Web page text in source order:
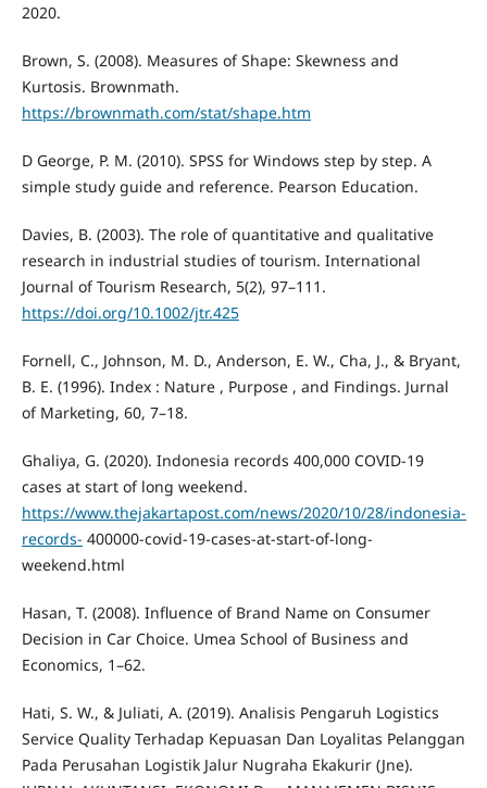
2020.
Brown, S. (2008). Measures of Shape: Skewness and
Kurtosis. Brownmath.
https://brownmath.com/stat/shape.htm
D George, P. M. (2010). SPSS for Windows step by step. A
simple study guide and reference. Pearson Education.
Davies, B. (2003). The role of quantitative and qualitative
research in industrial studies of tourism. International
Journal of Tourism Research, 5(2), 97–111.
https://doi.org/10.1002/jtr.425
Fornell, C., Johnson, M. D., Anderson, E. W., Cha, J., & Bryant,
B. E. (1996). Index : Nature , Purpose , and Findings. Jurnal
of Marketing, 60, 7–18.
Ghaliya, G. (2020). Indonesia records 400,000 COVID-19
cases at start of long weekend.
https://www.thejakartapost.com/news/2020/10/28/indonesia-
records- 400000-covid-19-cases-at-start-of-long-
weekend.html
Hasan, T. (2008). Influence of Brand Name on Consumer
Decision in Car Choice. Umea School of Business and
Economics, 1–62.
Hati, S. W., & Juliati, A. (2019). Analisis Pengaruh Logistics
Service Quality Terhadap Kepuasan Dan Loyalitas Pelanggan
Pada Perusahan Logistik Jalur Nugraha Ekakurir (Jne).